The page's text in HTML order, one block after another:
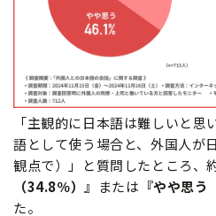
「主観的に日本語は難しいと
語として使う場合と、外国人が
観点で）」と質問したところ、
（34.8％）』
または 『やや思う
た。